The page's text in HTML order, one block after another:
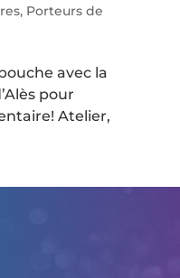
, Porteurs de
avec la
pour
Atelier,